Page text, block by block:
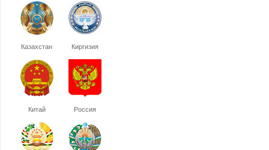
Казахстан Киргизия
Китай Россия